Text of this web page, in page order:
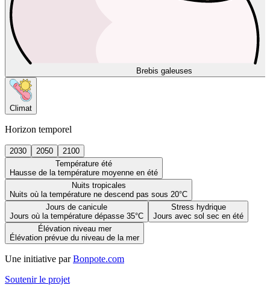
Brebis galeuses
Climat
Horizon temporel
2030 2050
2100
Température été
Hausse de la température moyenne en été
Nuits tropicales
Nuits où la température ne descend pas sous 20°C
Jours de canicule
Jours où la température dépasse 35°C
Stress hydrique
Jours avec sol sec en été
Élévation niveau mer
Élévation prévue du niveau de la mer
Une initiative par Bonpote.com
Soutenir le projet